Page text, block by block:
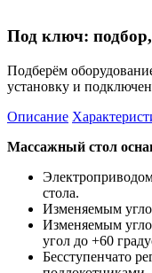
Под ключ:
Подберём
установку и
Описание
Массажный стол
стола.
Изменяемым
Изменяемым
угол до +60
Бесступенчато